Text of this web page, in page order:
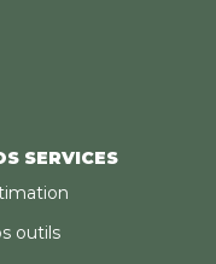
SERVICES
outils